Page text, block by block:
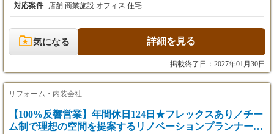
提案・プレゼンテーションの主導 ・プロジェクト全体の品質・ス
ケジュール・コスト管理 ・日本および海外拠点との連携によるプ
ロジェクト推進 ・チームマネジメント（指導・評価・育成） ■シ
ニアデザイナー ・高級ホテル、ラグジュアリー住宅、商業空間の
設計業務全般を担当 ・コンセプトに基づく空間デザインの具体化
（基本〜実施設計） ・クライアントとの打ち合わせおよび設計提
案 ・プロジェクトの進行管理および関係各所との調整 ・海外拠
点との設計連携・調整業務 ・ジュニアデザイナーの指導・サポー
ト ■デザイナー ・高級ホテル、ラグジュアリー住宅、商業空間に
・パース・プレゼン資料の作成サポート ・マテリアル選定・サン
プル管理補助 ・社内外メンバーとの基本的な調整業務
対応案件 店舗 商業施設 オフィス 住宅
気になる 詳細を見る
掲載終了日：2027年01月30日
リフォーム・内装会社
【100%反響営業】年間休日124日★フレックスあり／チー
ム制で理想の空間を提案するリノベーションプランナー募